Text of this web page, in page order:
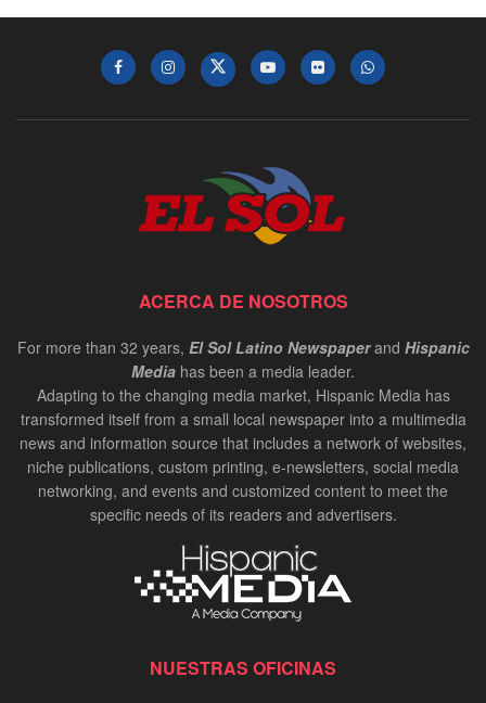
ACERCA DE NOSOTROS
For more than 32 years, El Sol Latino Newspaperand Hispanic
Media has been a media leader.
Adapting to the changing media market, Hispanic Media has
transformed itself from a small local newspaper into a multimedia
news and information source that includes a network of websites,
niche publications, custom printing, e-newsletters, social media
networking, and events and customized content to meet the
specific needs of its readers and advertisers.
NUESTRAS OFICINAS